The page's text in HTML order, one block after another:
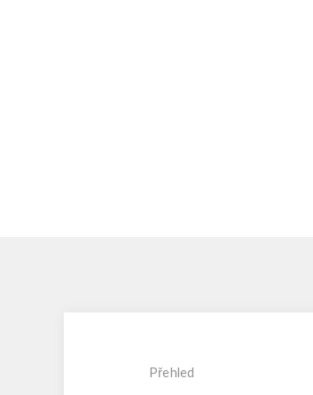
Přehled